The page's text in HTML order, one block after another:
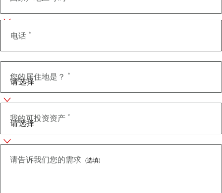
电话 *
您的居住地是？ *
我的可投资资产 *
请告诉我们您的需求 (选填)